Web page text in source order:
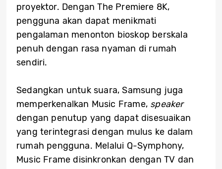
proyektor. Dengan The Premiere 8K,
pengguna akan dapat menikmati
pengalaman menonton bioskop berskala
penuh dengan rasa nyaman di rumah
sendiri.
Sedangkan untuk suara, Samsung juga
memperkenalkan Music Frame, speaker
dengan penutup yang dapat disesuaikan
yang terintegrasi dengan mulus ke dalam
rumah pengguna. Melalui Q-Symphony,
Music Frame disinkronkan dengan TV dan